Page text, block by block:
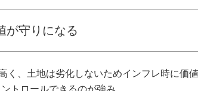
が守りになる
く、土地は劣化しないためインフレ時に価
トロールできるのが強み。